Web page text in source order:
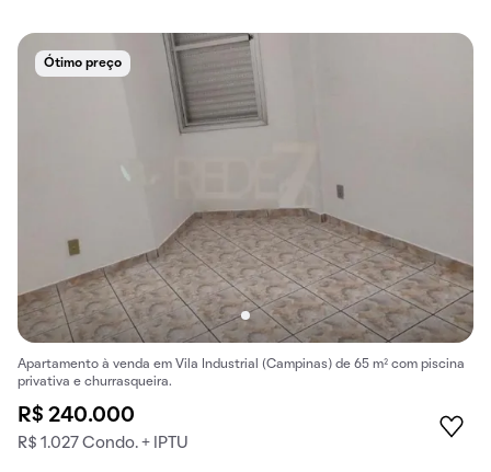
Ótimo preço
Apartamento à venda em Vila Industrial (Campinas) de 65 m² com piscina
privativa e churrasqueira.
R$ 240.000
R$ 1.027 Condo. + IPTU